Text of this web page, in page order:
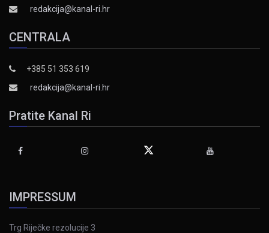
redakcija@kanal-ri.hr
CENTRALA
+385 51 353 619
redakcija@kanal-ri.hr
Pratite Kanal Ri
IMPRESSUM
Trg Riječke rezolucije 3